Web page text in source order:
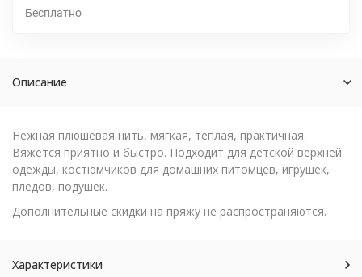
Бесплатно
Описание
Нежная плюшевая нить, мягкая, теплая, практичная.
Вяжется приятно и быстро. Подходит для детской верхней
одежды, костюмчиков для домашних питомцев, игрушек,
пледов, подушек.
Дополнительные скидки на пряжу не распространяются.
Характеристики